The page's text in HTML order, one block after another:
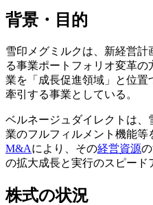
背景・目的
雪印メグミルクは、新経営計
る事業ポートフォリオ変革
業を「成長促進領域」と位
牽引する事業としている。
ベルネージュダイレクトは
業のフルフィルメント機能
M&Aにより、その経営資源
の拡大成長と実行のスピード
株式の状況